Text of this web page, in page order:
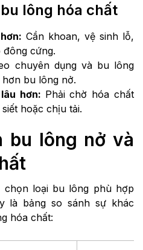
lông hóa chất
Cần khoan, vệ sinh lỗ,
cứng.
chuyên dụng và bu lông
bu lông nở.
hơn: Phải chờ hóa chất
hoặc chịu tải.
bu lông nở và
chọn loại bu lông phù hợp
là bảng so sánh sự khác
hóa chất: